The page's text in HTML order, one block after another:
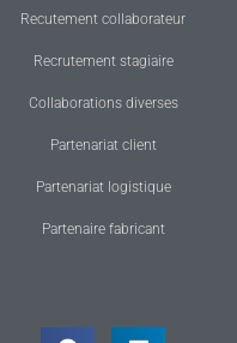
Recutement collaborateur
Recrutement stagiaire
Collaborations diverses
Partenariat client
Partenariat logistique
Partenaire fabricant